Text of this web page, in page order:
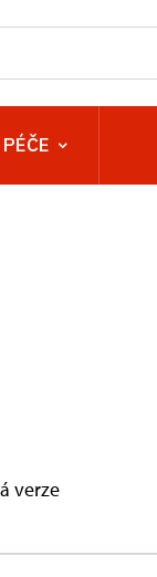
verze